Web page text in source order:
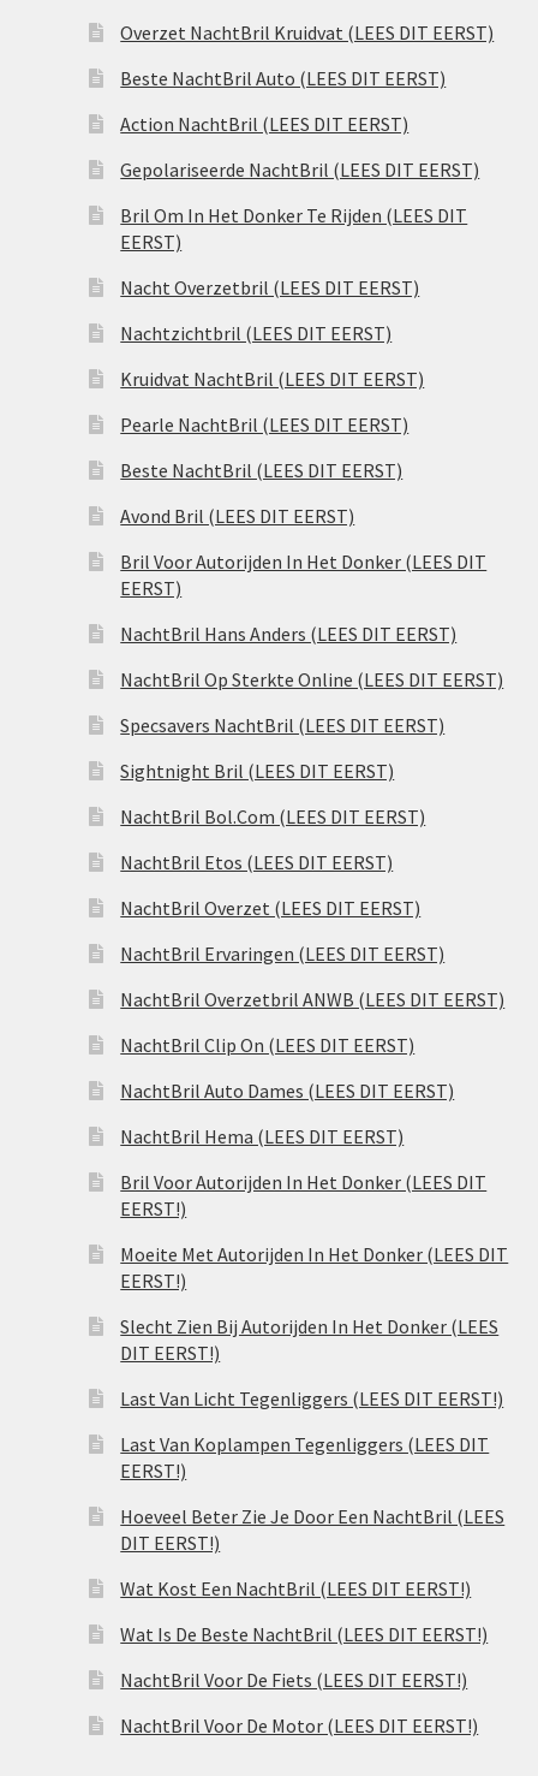
Overzet NachtBril Kruidvat (LEES DIT EERST)
Beste NachtBril Auto (LEES DIT EERST)
Action NachtBril (LEES DIT EERST)
Gepolariseerde NachtBril (LEES DIT EERST)
Bril Om In Het Donker Te Rijden (LEES DIT
EERST)
Nacht Overzetbril (LEES DIT EERST)
Nachtzichtbril (LEES DIT EERST)
Kruidvat NachtBril (LEES DIT EERST)
Pearle NachtBril (LEES DIT EERST)
Beste NachtBril (LEES DIT EERST)
Avond Bril (LEES DIT EERST)
Bril Voor Autorijden In Het Donker (LEES DIT
EERST)
NachtBril Hans Anders (LEES DIT EERST)
NachtBril Op Sterkte Online (LEES DIT EERST)
Specsavers NachtBril (LEES DIT EERST)
Sightnight Bril (LEES DIT EERST)
NachtBril Bol.Com (LEES DIT EERST)
NachtBril Etos (LEES DIT EERST)
NachtBril Overzet (LEES DIT EERST)
NachtBril Ervaringen (LEES DIT EERST)
NachtBril Overzetbril ANWB (LEES DIT EERST)
NachtBril Clip On (LEES DIT EERST)
NachtBril Auto Dames (LEES DIT EERST)
NachtBril Hema (LEES DIT EERST)
Bril Voor Autorijden In Het Donker (LEES DIT
EERST!)
Moeite Met Autorijden In Het Donker (LEES DIT
EERST!)
Slecht Zien Bij Autorijden In Het Donker (LEES
DIT EERST!)
Last Van Licht Tegenliggers (LEES DIT EERST!)
Last Van Koplampen Tegenliggers (LEES DIT
EERST!)
Hoeveel Beter Zie Je Door Een NachtBril (LEES
DIT EERST!)
Wat Kost Een NachtBril (LEES DIT EERST!)
Wat Is De Beste NachtBril (LEES DIT EERST!)
NachtBril Voor De Fiets (LEES DIT EERST!)
NachtBril Voor De Motor (LEES DIT EERST!)